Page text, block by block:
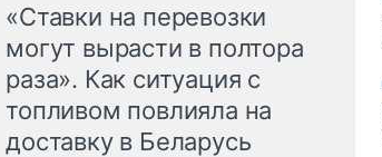
«Ставки на перевозки
могут вырасти в полтора
раза». Как ситуация с
топливом повлияла на
доставку в Беларусь